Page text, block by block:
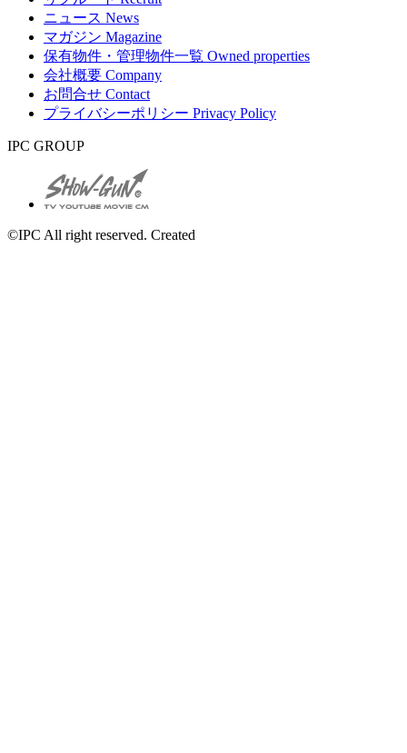
ニュース News
マガジン Magazine
保有物件・管理物件一覧 Owned properties
会社概要 Company
お問合せ Contact
プライバシーポリシー Privacy Policy
IPC GROUP
©IPC All right reserved. Created